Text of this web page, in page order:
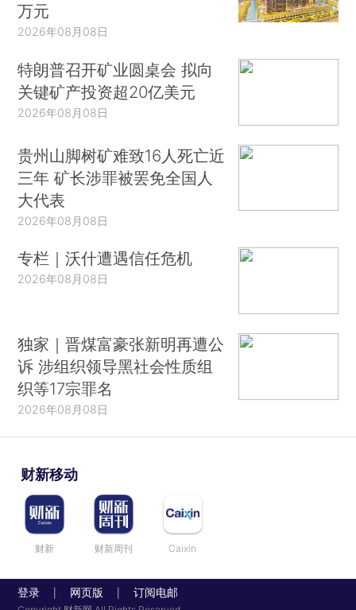
万元
2026年08月08日
特朗普召开矿业圆桌会 拟向
关键矿产投资超20亿美元
2026年08月08日
贵州山脚树矿难致16人死亡近
三年 矿长涉罪被罢免全国人
大代表
2026年08月08日
专栏｜沃什遭遇信任危机
2026年08月08日
独家｜晋煤富豪张新明再遭公
诉 涉组织领导黑社会性质组
织等17宗罪名
2026年08月08日
财新移动
财新 财新周刊 Caixin
登录 网页版 订阅电邮